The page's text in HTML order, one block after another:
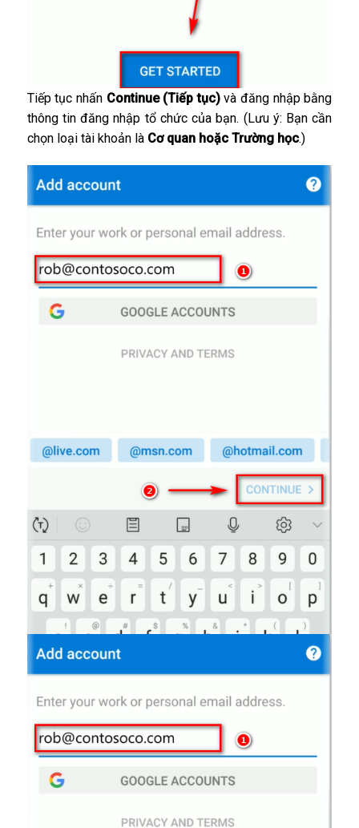
Tiếp tục nhấn Continue (Tiếp tục)và đăng nhập bằng
thông tin đăng nhập tổ chức của bạn. (Lưu ý: Bạn cần
chọn loại tài khoản là Cơ quan hoặc Trường học.)